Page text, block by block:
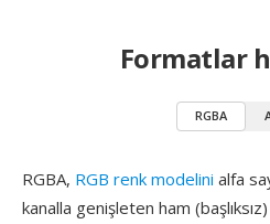
Formatlar
RGBA
RGBA, RGB renk modelini alfa
kanalla genişleten ham